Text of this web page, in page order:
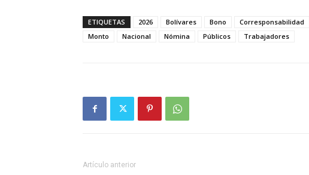
ETIQUETAS 2026 Bolívares Bono Corresponsabilidad
Monto
Nacional Nómina Públicos Trabajadores
Artículo anterior